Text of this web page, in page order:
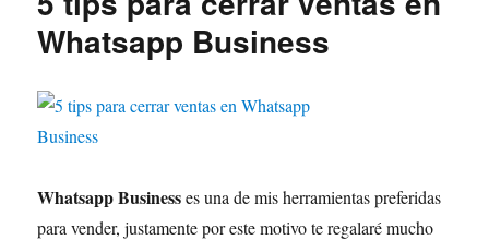
Whatsapp Business
Whatsapp Businesses una de mis herramientas preferidas
para vender, justamente por este motivo te regalaré mucho